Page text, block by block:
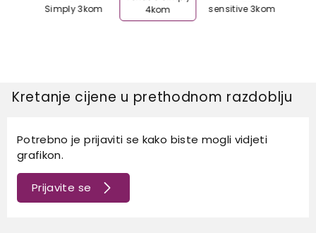
Simply 3kom
4kom
sensitive 3kom
Kretanje cijene u prethodnom razdoblju
Potrebno je prijaviti se kako biste mogli vidjeti
grafikon.
Prijavite se